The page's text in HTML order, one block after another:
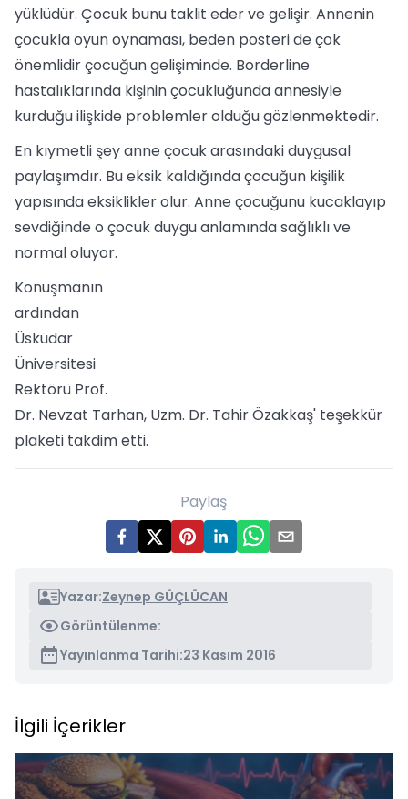
yüklüdür. Çocuk bunu taklit eder ve gelişir. Annenin
çocukla oyun oynaması, beden posteri de çok
önemlidir çocuğun gelişiminde. Borderline
hastalıklarında kişinin çocukluğunda annesiyle
kurduğu ilişkide problemler olduğu gözlenmektedir.
En kıymetli şey anne çocuk arasındaki duygusal
paylaşımdır. Bu eksik kaldığında çocuğun kişilik
yapısında eksiklikler olur. Anne çocuğunu kucaklayıp
sevdiğinde o çocuk duygu anlamında sağlıklı ve
normal oluyor.
Konuşmanın
ardından
Üsküdar
Üniversitesi
Rektörü Prof.
Dr. Nevzat Tarhan, Uzm. Dr. Tahir Özakkaş' teşekkür
plaketi takdim etti.
Paylaş
Yazar:Zeynep GÜÇLÜCAN
Görüntülenme:
Yayınlanma Tarihi:23 Kasım 2016
İlgili İçerikler